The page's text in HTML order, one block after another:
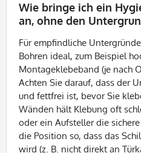
Wie bringe ich ein
an, ohne den
Für empfindliche
Bohren ideal, zum Beispiel
Montageklebeband (je nach
Achten Sie darauf, dass der
und fettfrei ist, bevor Sie
Wänden hält Klebung oft
oder ein Aufsteller die
die Position so, dass das
wird (z. B. nicht direkt an